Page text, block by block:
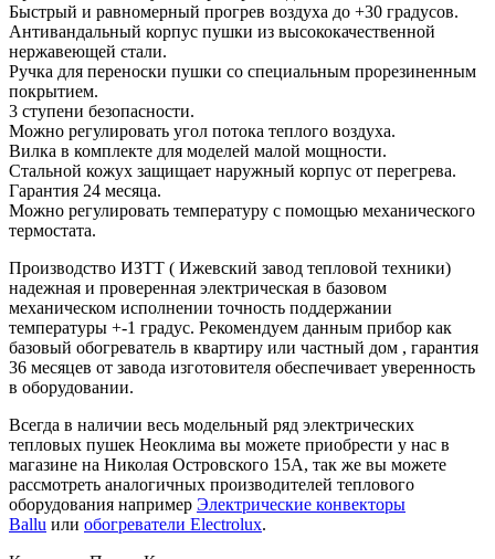
Быстрый и равномерный прогрев воздуха до +30 градусов.
Антивандальный корпус пушки из высококачественной
нержавеющей стали.
Ручка для переноски пушки со специальным прорезиненным
покрытием.
3 ступени безопасности.
Можно регулировать угол потока теплого воздуха.
Вилка в комплекте для моделей малой мощности.
Стальной кожух защищает наружный корпус от перегрева.
Гарантия 24 месяца.
Можно регулировать температуру с помощью механического
термостата.
Производство ИЗТТ ( Ижевский завод тепловой техники)
надежная и проверенная электрическая в базовом
механическом исполнении точность поддержании
температуры +-1 градус. Рекомендуем данным прибор как
базовый обогреватель в квартиру или частный дом , гарантия
36 месяцев от завода изготовителя обеспечивает уверенность
в оборудовании.
Всегда в наличии весь модельный ряд электрических
тепловых пушек Неоклима вы можете приобрести у нас в
магазине на Николая Островского 15А, так же вы можете
рассмотреть аналогичных производителей теплового
оборудования например Электрические конвекторы
Ballu или обогреватели Electrolux.